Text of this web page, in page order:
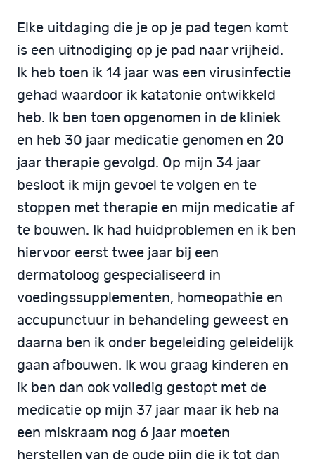
Elke uitdaging die je op je pad tegen komt
is een uitnodiging op je pad naar vrijheid.
Ik heb toen ik 14 jaar was een virusinfectie
gehad waardoor ik katatonie ontwikkeld
heb. Ik ben toen opgenomen in de kliniek
en heb 30 jaar medicatie genomen en 20
jaar therapie gevolgd. Op mijn 34 jaar
besloot ik mijn gevoel te volgen en te
stoppen met therapie en mijn medicatie af
te bouwen. Ik had huidproblemen en ik ben
hiervoor eerst twee jaar bij een
dermatoloog gespecialiseerd in
voedingssupplementen, homeopathie en
accupunctuur in behandeling geweest en
daarna ben ik onder begeleiding geleidelijk
gaan afbouwen. Ik wou graag kinderen en
ik ben dan ook volledig gestopt met de
medicatie op mijn 37 jaar maar ik heb na
een miskraam nog 6 jaar moeten
herstellen van de oude pijn die ik tot dan